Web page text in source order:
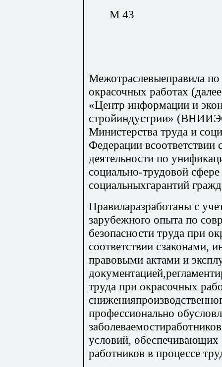
М 43
Межотраслевыеправила
окрасочных работах
«Центр информации и
стройиндустрии»
Министерства труда и
Федерации
деятельности по
социально-трудовой
социальныхгарантий
Правиларазработаны с
зарубежного опыта по
безопасности труда при
соответствии сзаконами,
правовыми актами и
труда при окрасочных
профессионально
условий, обеспечивающих
работников в процессе